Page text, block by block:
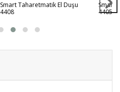
Smart Taharetmatik El Duşu
4408
Smart
4405